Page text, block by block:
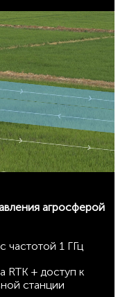
агросферой
1 ГГц
RTK + доступ к
станции